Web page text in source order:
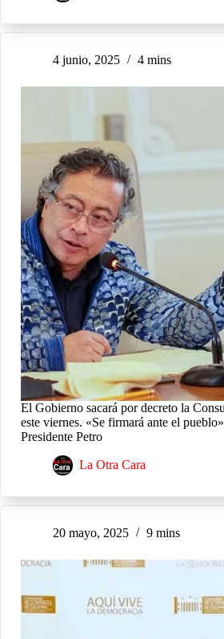
4 junio, 2025 4 mins
El Gobierno sacará por decreto la
este viernes. «Se firmará ante el
Presidente Petro
La Otra Cara
20 mayo, 2025 9 mins